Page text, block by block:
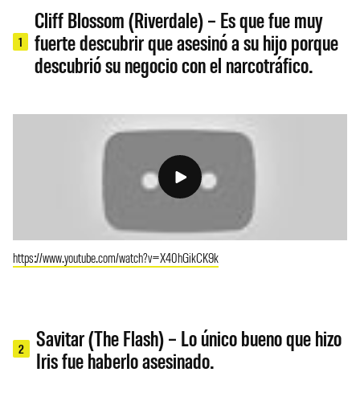
1
Cliff Blossom (Riverdale) – Es que fue muy
fuerte descubrir que asesinó a su hijo porque
descubrió su negocio con el narcotráfico.
https://www.youtube.com/watch?v=X40hGikCK9k
2
Savitar (The Flash) – Lo único bueno que hizo
Iris fue haberlo asesinado.